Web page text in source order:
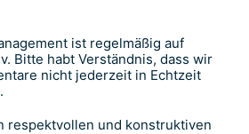
ist regelmäßig auf
Bitte habt Verständnis, dass wir
nicht jederzeit in Echtzeit
respektvollen und konstruktiven